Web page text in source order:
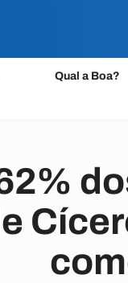
Qual a Boa?